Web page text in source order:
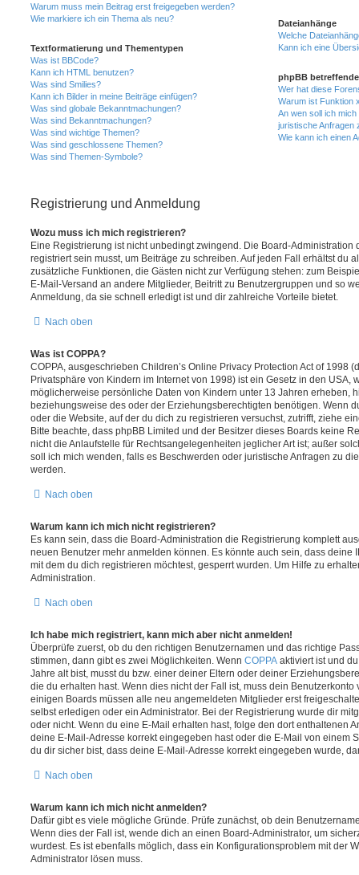
Warum muss mein Beitrag erst freigegeben werden?
Wie markiere ich ein Thema als neu?
Textformatierung und Thementypen
Was ist BBCode?
Kann ich HTML benutzen?
Was sind Smilies?
Kann ich Bilder in meine Beiträge einfügen?
Was sind globale Bekanntmachungen?
Was sind Bekanntmachungen?
Was sind wichtige Themen?
Was sind geschlossene Themen?
Was sind Themen-Symbole?
Dateianhänge
Welche
Kann ich eine
phpBB
Wer hat diese
Warum ist Funktion
An wen soll ich
juristische Anfragen
Wie kann ich einen
Registrierung und Anmeldung
Wozu muss ich mich registrieren?
Eine Registrierung ist nicht unbedingt zwingend. Die Board-Administration
registriert sein musst, um Beiträge zu schreiben. Auf jeden Fall erhältst du
zusätzliche Funktionen, die Gästen nicht zur Verfügung stehen: zum
E-Mail-Versand an andere Mitglieder, Beitritt zu Benutzergruppen und so
Anmeldung, da sie schnell erledigt ist und dir zahlreiche Vorteile bietet.
Nach oben
Was ist COPPA?
COPPA, ausgeschrieben Children’s Online Privacy Protection Act of 1998
Privatsphäre von Kindern im Internet von 1998) ist ein Gesetz in den USA,
möglicherweise persönliche Daten von Kindern unter 13 Jahren erheben,
beziehungsweise des oder der Erziehungsberechtigten benötigen. Wenn
oder die Website, auf der du dich zu registrieren versuchst, zutrifft, ziehe
Bitte beachte, dass phpBB Limited und der Besitzer dieses Boards keine
nicht die Anlaufstelle für Rechtsangelegenheiten jeglicher Art ist; außer
soll ich mich wenden, falls es Beschwerden oder juristische Anfragen zu
werden.
Nach oben
Warum kann ich mich nicht registrieren?
Es kann sein, dass die Board-Administration die Registrierung komplett
neuen Benutzer mehr anmelden können. Es könnte auch sein, dass deine
mit dem du dich registrieren möchtest, gesperrt wurden. Um Hilfe zu
Administration.
Nach oben
Ich habe mich registriert, kann mich aber nicht anmelden!
Überprüfe zuerst, ob du den richtigen Benutzernamen und das richtige
stimmen, dann gibt es zwei Möglichkeiten. Wenn COPPA aktiviert ist und
Jahre alt bist, musst du bzw. einer deiner Eltern oder deiner
die du erhalten hast. Wenn dies nicht der Fall ist, muss dein
einigen Boards müssen alle neu angemeldeten Mitglieder erst
selbst erledigen oder ein Administrator. Bei der Registrierung wurde dir
oder nicht. Wenn du eine E-Mail erhalten hast, folge den dort enthaltenen
deine E-Mail-Adresse korrekt eingegeben hast oder die E-Mail von einem
du dir sicher bist, dass deine E-Mail-Adresse korrekt eingegeben wurde,
Nach oben
Warum kann ich mich nicht anmelden?
Dafür gibt es viele mögliche Gründe. Prüfe zunächst, ob dein
Wenn dies der Fall ist, wende dich an einen Board-Administrator, um
wurdest. Es ist ebenfalls möglich, dass ein Konfigurationsproblem mit der
Administrator lösen muss.